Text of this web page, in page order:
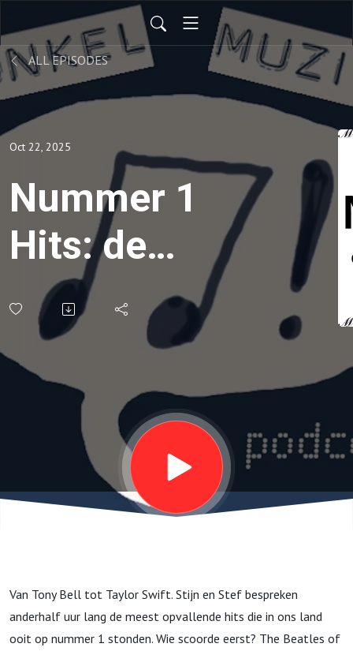
ALL EPISODES
Oct 22, 2025
Nummer 1
Hits: de
opvallendste
toppers van
de laatste
70 jaar!
Van Tony Bell tot Taylor Swift. Stijn en Stef bespreken
anderhalf uur lang de meest opvallende hits die in ons land
ooit op nummer 1 stonden. Wie scoorde eerst? The Beatles of